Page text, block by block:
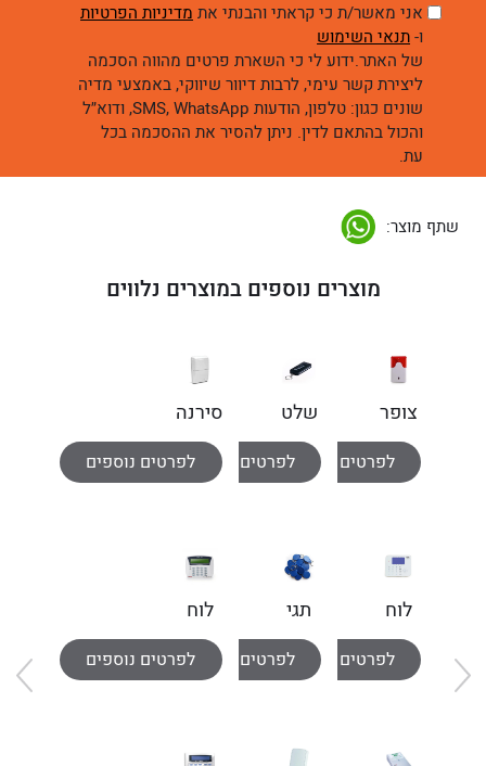
אני מאשר/ת כי קראתי והבנתי את מדיניות הפרטיות
ו-תנאי השימוש
של האתר.ידוע לי כי השארת פרטים מהווה הסכמה
ליצירת קשר עימי, לרבות דיוור שיווקי, באמצעי מדיה
שונים כגון: טלפון, הודעות SMS, WhatsApp, ודוא״ל
והכול בהתאם לדין. ניתן להסיר את ההסכמה בכל
עת.
שתף מוצר:
מוצרים נוספים במוצרים נלווים
צופר
פנימי
מזוודלפרטים נוספים
שלט
קומפקטי
אלחוטי
לפרטים נוספים
סירנה
פנימית
אלחוטית
לפרטים נוספים
לוח
מקשים
עםלפרטים נוספים
תגי
קרבה
לפרטים נוספים
לוח
מקשים
מסךלפרטים נוספים